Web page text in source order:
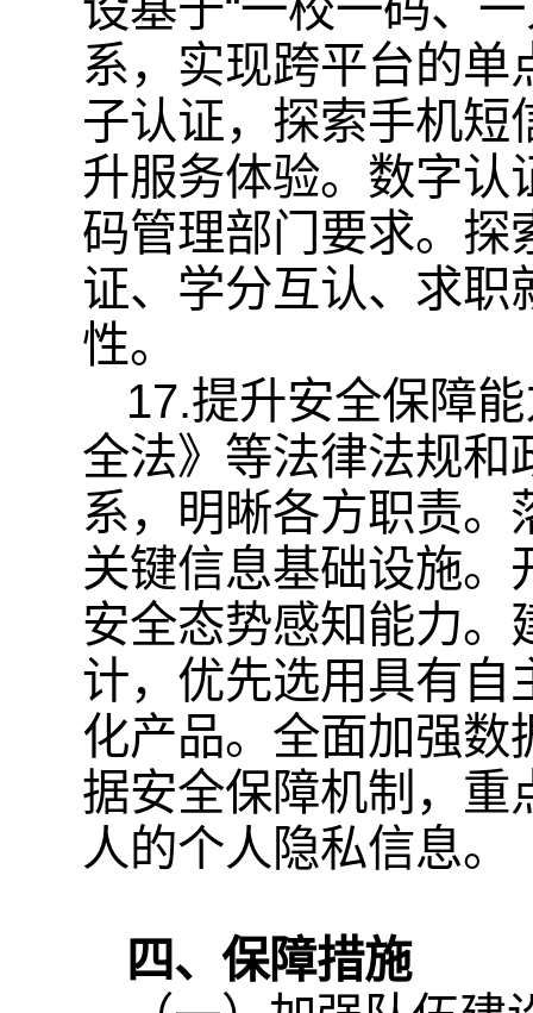
系，实现跨平台的
子认证，探索手机短
升服务体验。数字认
码管理部门要求。探
证、学分互认、求职
性。
17.提升安全保障
全法》等法律法规和
系，明晰各方职责
关键信息基础设施。
安全态势感知能力。
计，优先选用具有自
化产品。全面加强数
据安全保障机制，重
人的个人隐私信息。
四、保障措施